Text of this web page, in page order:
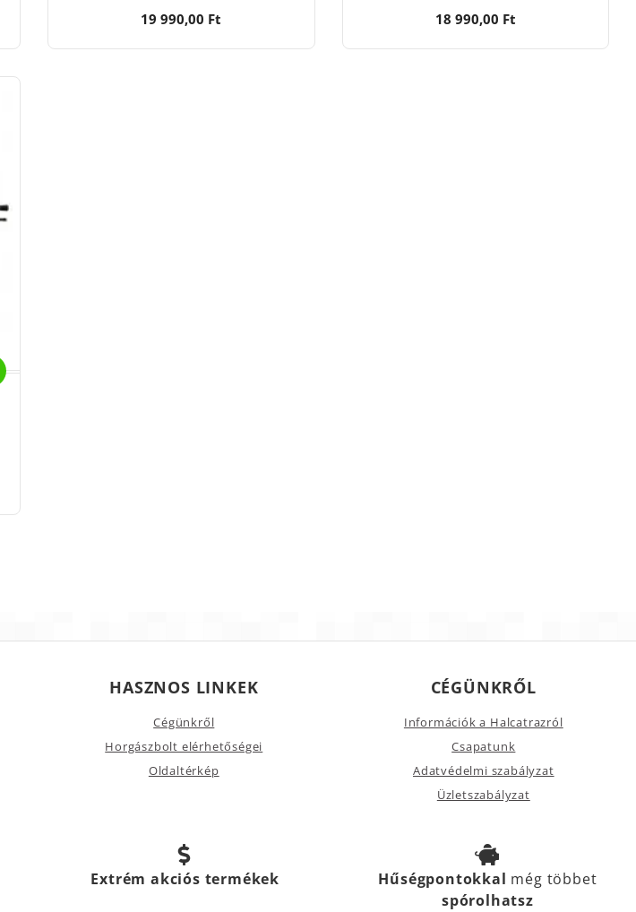
19 990,00 Ft 18 990,00 Ft
HASZNOS LINKEK
Cégünkről
Horgászbolt elérhetőségei
Oldaltérkép
CÉGÜNKRŐL
Információk a Halcatrazról
Csapatunk
Adatvédelmi szabályzat
Üzletszabályzat
Extrém akciós termékek Hűségpontokkal még többet
spórolhatsz